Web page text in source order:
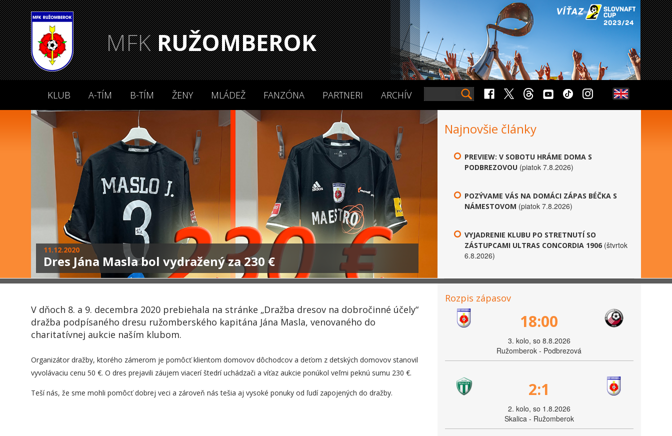
MFKRUŽOMBEROK
KLUB A-TÍM B-TÍM ŽENY MLÁDEŽ FANZÓNA PARTNERI ARCHÍV
11.12.2020
Dres Jána Masla bol vydražený za 230 €
Najnovšie články
PREVIEW: V SOBOTU HRÁME DOMA S
PODBREZOVOU (piatok 7.8.2026)
POZÝVAME VÁS NA DOMÁCI ZÁPAS BÉČKA S
NÁMESTOVOM (piatok 7.8.2026)
VYJADRENIE KLUBU PO STRETNUTÍ SO
ZÁSTUPCAMI ULTRAS CONCORDIA 1906 (štvrtok
6.8.2026)
V dňoch 8. a 9. decembra 2020 prebiehala na stránke „Dražba dresov na dobročinné účely“
dražba podpísaného dresu ružomberského kapitána Jána Masla, venovaného do
charitatívnej aukcie naším klubom.
Organizátor dražby, ktorého zámerom je pomôcť klientom domovov dôchodcov a deťom z detských domovov stanovil
vyvolávaciu cenu 50 €. O dres prejavili záujem viacerí štedrí uchádzači a víťaz aukcie ponúkol veľmi peknú sumu 230 €.
Teší nás, že sme mohli pomôcť dobrej veci a zároveň nás tešia aj vysoké ponuky od ľudí zapojených do dražby.
Rozpis zápasov
18:00
3. kolo, so 8.8.2026
Ružomberok - Podbrezová
2:1
2. kolo, so 1.8.2026
Skalica - Ružomberok